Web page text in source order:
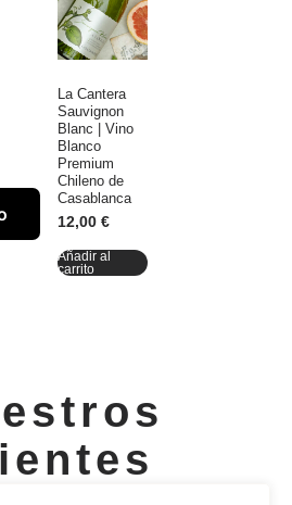
La Cantera
Sauvignon
Blanc | Vino
Blanco
Premium
Chileno de
Casablanca
12,00 €
Añadir al
carrito